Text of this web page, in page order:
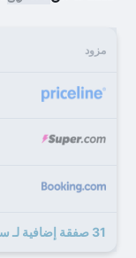
مزود
31 صفقة إضافية لـ سونيستا سيمبلي سويتس ميامي أيربورت دورال